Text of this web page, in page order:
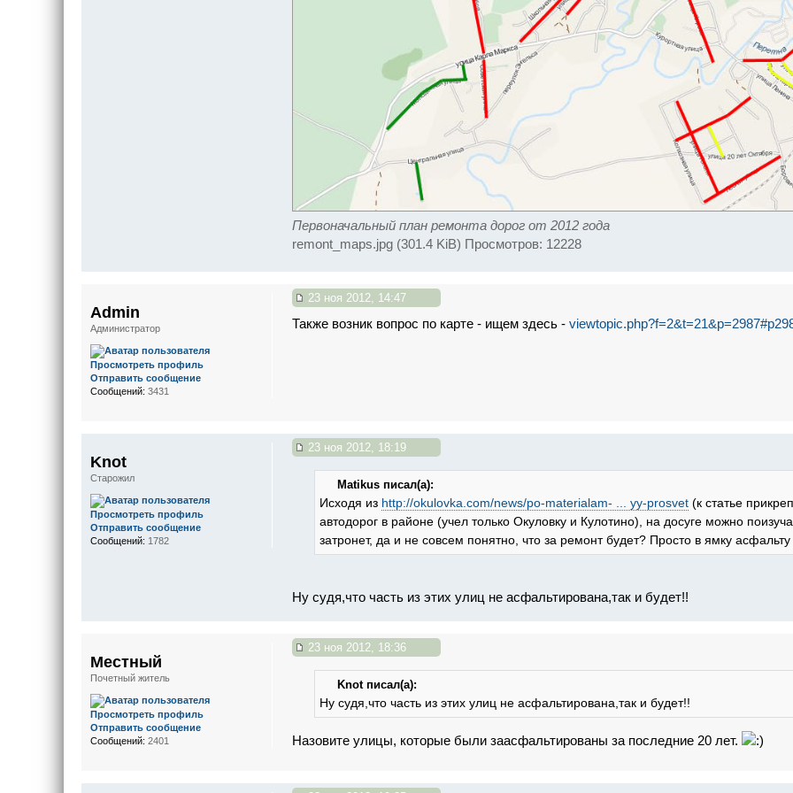
Первоначальный план ремонта дорог от 2012 года
remont_maps.jpg (301.4 KiB) Просмотров: 12228
23 ноя 2012, 14:47
Также возник вопрос по карте - ищем здесь -
Admin
Администратор
Просмотреть профиль
Отправить сообщение
Сообщений: 3431
23 ноя 2012, 18:19
Matikus писал(а):
Исходя из http://okulovka.com/news/po-materialam- ... yy-prosvet (к статье
автодорог в районе (учел только Окуловку и Кулотино), на досуге можно
затронет, да и не совсем понятно, что за ремонт будет? Просто в ямку
Ну судя,что часть из этих улиц не асфальтирована,так и будет!!
Knot
Старожил
Просмотреть профиль
Отправить сообщение
Сообщений: 1782
23 ноя 2012, 18:36
Knot писал(а):
Ну судя,что часть из этих улиц не асфальтирована,так и будет!!
Назовите улицы, которые были заасфальтированы за последние 20 лет.
Местный
Почетный житель
Просмотреть профиль
Отправить сообщение
Сообщений: 2401